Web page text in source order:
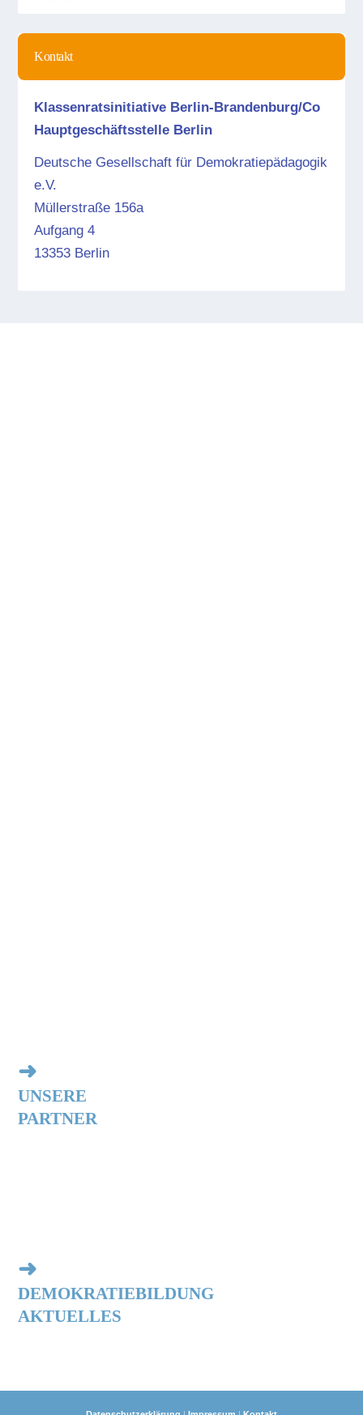
Kontakt
Klassenratsinitiative Berlin-Brandenburg/Co
Hauptgeschäftsstelle Berlin
Deutsche Gesellschaft für Demokratiepädagogik
e.V.
Müllerstraße 156a
Aufgang 4
13353 Berlin
➜
UNSERE
PARTNER
➜
DEMOKRATIEBILDUNG
AKTUELLES